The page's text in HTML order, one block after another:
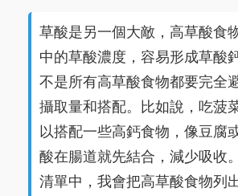
草酸是另一個大敵，高草酸食
中的草酸濃度，容易形成草酸
不是所有高草酸食物都要完全
攝取量和搭配。比如說，吃菠
以搭配一些高鈣食物，像豆腐
酸在腸道就先結合，減少吸收
清單中，我會把高草酸食物列